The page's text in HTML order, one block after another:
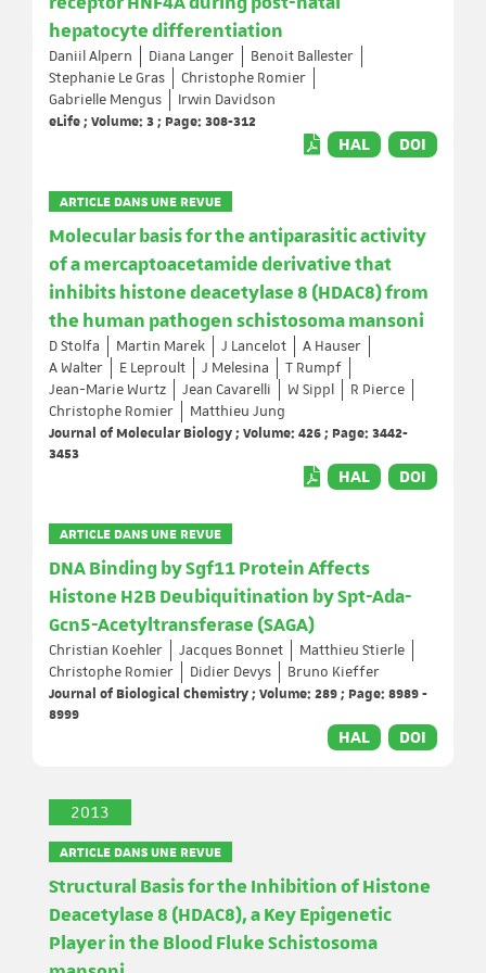
hepatocyte differentiation
Daniil Alpern Diana Langer
Benoit Ballester
Stephanie Le Gras
Christophe Romier
Gabrielle Mengus
Irwin Davidson
eLife ; Volume: 3 ; Page: 308-312
HAL DOI
ARTICLE DANS UNE REVUE
Molecular basis for the antiparasitic activity
of a mercaptoacetamide derivative that
inhibits histone deacetylase 8 (HDAC8) from
the human pathogen schistosoma mansoni
D Stolfa Martin Marek J Lancelot
A Hauser
A Walter
E Leproult J Melesina
T Rumpf
Jean-Marie Wurtz
Jean Cavarelli W Sippl
R Pierce
Christophe Romier
Matthieu Jung
Journal of Molecular Biology ; Volume: 426 ; Page: 3442-
3453
HAL DOI
ARTICLE DANS UNE REVUE
DNA Binding by Sgf11 Protein Affects
Histone H2B Deubiquitination by Spt-Ada-
Gcn5-Acetyltransferase (SAGA)
Christian Koehler Jacques Bonnet
Matthieu Stierle
Christophe Romier
Didier Devys
Bruno Kieffer
Journal of Biological Chemistry ; Volume: 289 ; Page: 8989 -
8999
HAL DOI
2013
ARTICLE DANS UNE REVUE
Structural Basis for the Inhibition of Histone
Deacetylase 8 (HDAC8), a Key Epigenetic
Player in the Blood Fluke Schistosoma